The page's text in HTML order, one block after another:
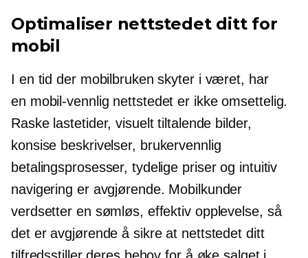
Optimaliser nettstedet ditt for
mobil
I en tid der mobilbruken skyter i været, har
en mobil-vennlig nettstedet er ikke omsettelig.
Raske lastetider, visuelt tiltalende bilder,
konsise beskrivelser, brukervennlig
betalingsprosesser, tydelige priser og intuitiv
navigering er avgjørende. Mobilkunder
verdsetter en sømløs, effektiv opplevelse, så
det er avgjørende å sikre at nettstedet ditt